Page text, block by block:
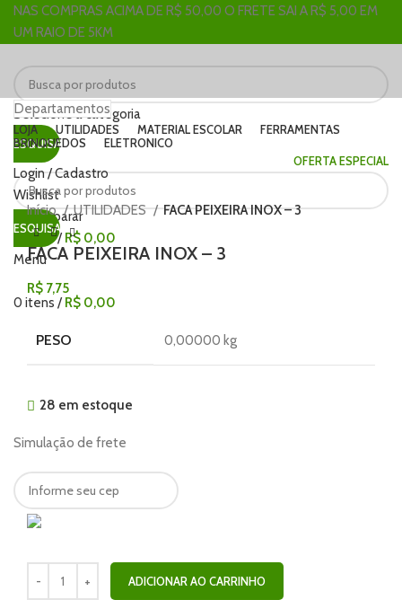
NAS COMPRAS ACIMA DE R$ 50,00 O FRETE SAI A R$ 5,00 EM
UM RAIO DE 5KM
Selecione a categoria
PESQUISAR
Login / Cadastro
Wishlist
Comparar
0itens/ R$ 0,00
Menu
0 itens / R$ 0,00
Departamentos
LOJA UTILIDADES MATERIAL ESCOLAR
FERRAMENTAS
BRINQUEDOS
ELETRONICO
OFERTA ESPECIAL
PESQUISAR
Clique para ampliar
Início
UTILIDADES FACA PEIXEIRA INOX – 3
FACA PEIXEIRA INOX – 3
R$ 7,75
PESO 0,00000 kg
28 em estoque
Simulação de frete
ADICIONAR AO CARRINHO